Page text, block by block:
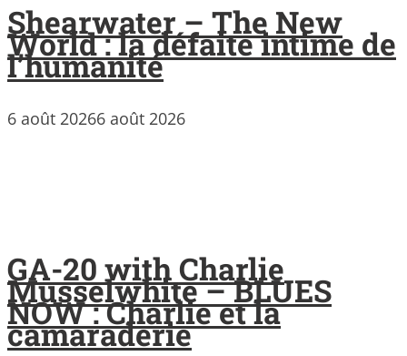
Shearwater – The New
World : la défaite intime de
l’humanité
6 août 20266 août 2026
GA-20 with Charlie
Musselwhite – BLUES
NOW : Charlie et la
camaraderie